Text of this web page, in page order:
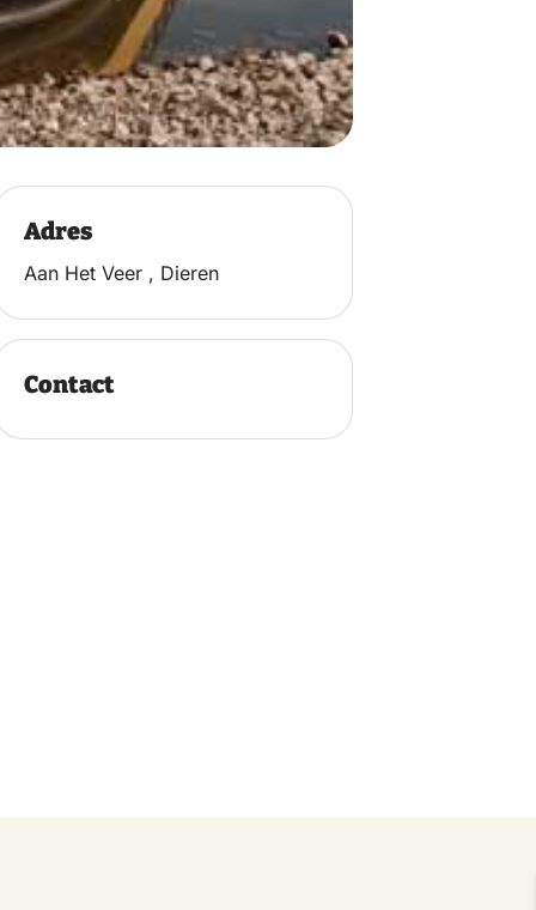
Adres
Aan Het Veer , Dieren
Contact